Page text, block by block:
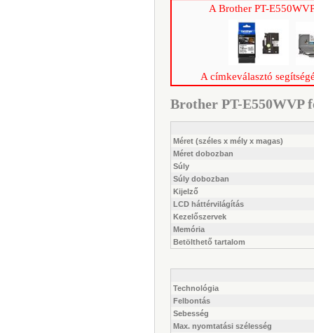
A Brother PT-
A címkeválasztó
Brother PT-E550WVP
Méret (széles x mély x magas)
Méret dobozban
Súly
Súly dobozban
Kijelző
LCD háttérvilágítás
Kezelőszervek
Memória
Betölthető tartalom
Technológia
Felbontás
Sebesség
Max. nyomtatási szélesség